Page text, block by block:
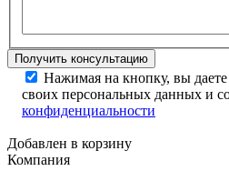
Нажимая на кнопку, вы даете
своих персональных данных и
конфиденциальности
Добавлен в корзину
Компания